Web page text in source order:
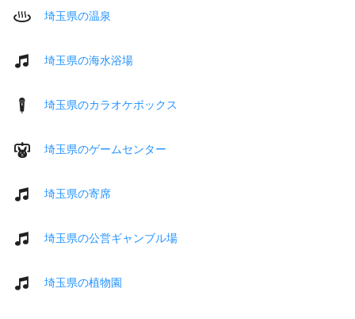
埼玉県の温泉
埼玉県の海水浴場
埼玉県のカラオケボックス
埼玉県のゲームセンター
埼玉県の寄席
埼玉県の公営ギャンブル場
埼玉県の植物園